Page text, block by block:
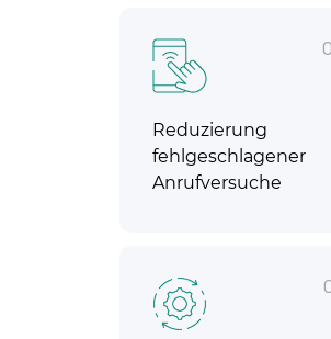
Reduzierung
fehlgeschlagener
Anrufversuche